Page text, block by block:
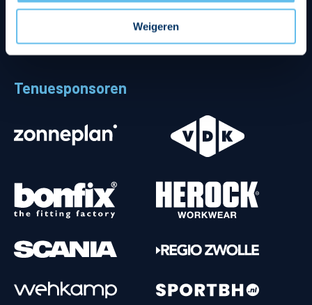
Weigeren
Tenuesponsoren